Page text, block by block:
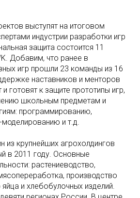
выступят на итоговом
индустрии разработки игр
защита состоится 11
Добавим, что ранее в
игр прошли 23 команды из 16
наставников и менторов
готовят к защите прототипы игр,
школьным предметам и
программированию,
моделированию и т.д.
из крупнейших агрохолдингов
в 2011 году. Основные
растениеводство,
производство
и хлебобулочных изделий.